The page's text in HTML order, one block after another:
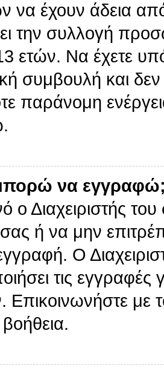
να έχουν άδεια
την συλλογή
ετών. Να έχετε
συμβουλή και δεν
παράνομη
μπορώ να
ο Διαχειριστής
ή να μην
Ο
τις εγγραφές
με